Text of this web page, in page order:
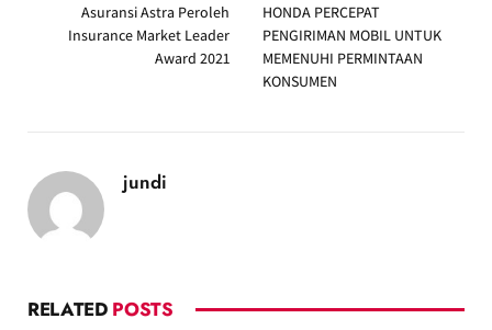
Asuransi Astra Peroleh
Insurance Market Leader
Award 2021
HONDA PERCEPAT
PENGIRIMAN MOBIL UNTUK
MEMENUHI PERMINTAAN
KONSUMEN
jundi
RELATED POSTS